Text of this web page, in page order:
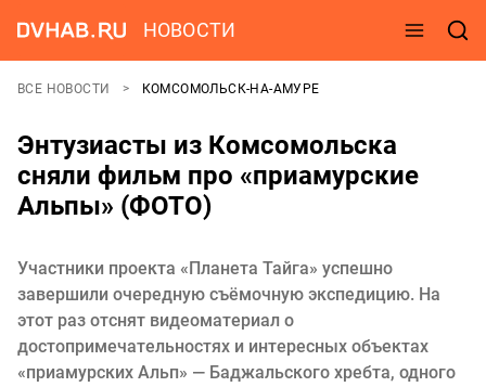
НОВОСТИ
ВСЕ НОВОСТИ КОМСОМОЛЬСК-НА-АМУРЕ
Энтузиасты из Комсомольска
сняли фильм про «приамурские
Альпы» (ФОТО)
Участники проекта «Планета Тайга» успешно
завершили очередную съёмочную экспедицию. На
этот раз отснят видеоматериал о
достопримечательностях и интересных объектах
«приамурских Альп» — Баджальского хребта, одного